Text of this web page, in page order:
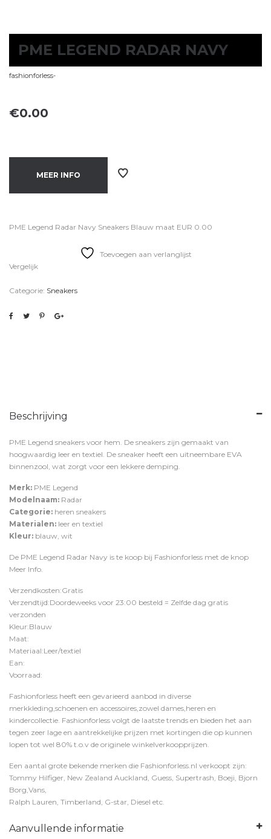
PME LEGEND RADAR NAVY
fashionforless-
€0.00
MEER INFO
PME Legend Radar Navy Sneakers Blauw maat EUR 0.00
Toevoegen aan verlanglijst
Vergelijk
Categorie: Sneakers
Beschrijving
PME Legend sneakers voor hem. De sneakers zijn gemaakt van
hoogwaardig leer en textiel. De sneaker heeft een uitneembare EVA
binnenzool, wat zorgt voor een lekkere demping.
Merk: PME Legend
Modelnaam: Radar
Categorie: heren sneakers
Materialen: leer en textiel
Kleur: blauw, wit
De PME Legend Radar Navy is te koop bij Fashionforless met de knop
Meer Info
Verzendkosten:Gratis
Verzendtijd:Doordeweeks voor 23:00 besteld = Zelfde dag gratis
verzonden
Kleur:Blauw
Maat:
Materiaal:Leer/textiel
Ean:
Voorraad:
Fashionforless heeft een gevarieerd aanbod in diverse
merkkleding,schoenen en accessoires,zowel dames,heren en
kindercollectie. Fashionforless volgt de laatste trends en bieden het aan
tegen zeer lage en aantrekkelijke prijzen met kortingen die op kunnen
lopen tot wel 80% t.o.v de originele winkelverkoopprijzen.
Een aantal grote bekende merken die Fashionforless.nl verkoopt zijn:
Tommy Hilfiger, New Zealand Auckland, Guess, Supertrash, Boeji, Bjorn
Borg,Vans,
Ralph Lauren, Timberland, G-star, Diesel etc.
Aanvullende informatie